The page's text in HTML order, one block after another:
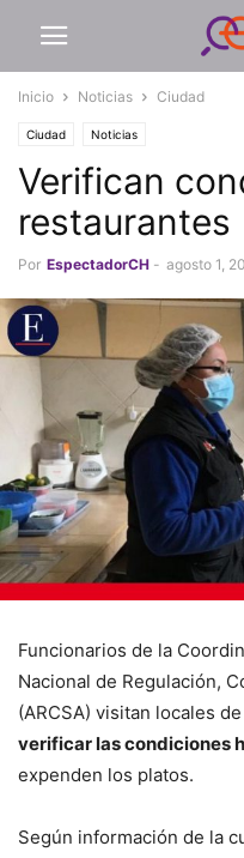
Inicio Noticias Ciudad
Ciudad Noticias
Verifican
restaurantes
Por EspectadorCH - agosto 1,
Funcionarios de la
Nacional de Regulación,
(ARCSA) visitan locales
verificar las condiciones
expenden los platos.
Según información de la